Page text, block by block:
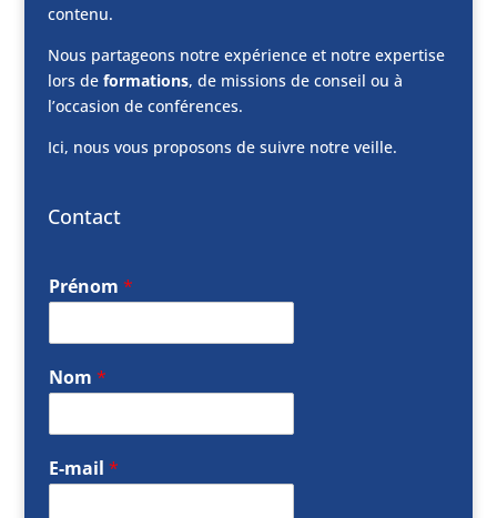
contenu.
Nous partageons notre expérience et notre expertise
lors de formations, de missions de conseil ou à
l’occasion de conférences.
Ici, nous vous proposons de suivre notre veille.
Contact
Prénom *
Nom *
E-mail *